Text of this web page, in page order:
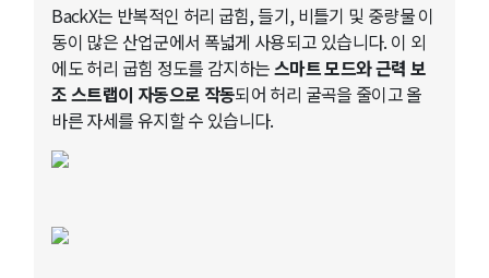
BackX는 반복적인 허리 굽힘, 들기, 비틀기 및 중량물 이
동이 많은 산업군에서 폭넓게 사용되고 있습니다. 이 외
에도 허리 굽힘 정도를 감지하는스마트 모드와 근력 보
조 스트랩이 자동으로 작동되어 허리 굴곡을 줄이고 올
바른 자세를 유지할 수 있습니다.